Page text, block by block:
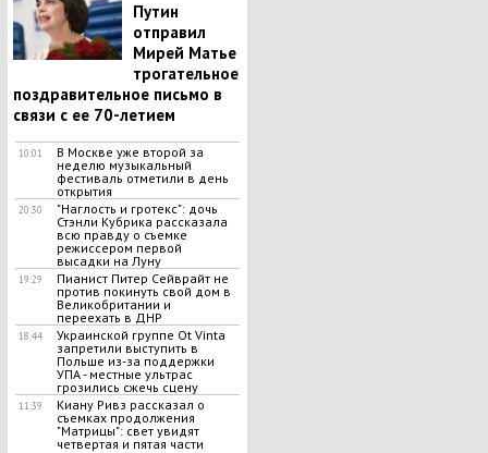
Путин
отправил
Мирей Матье
трогательное
поздравительное письмо в
связи с ее 70-летием
10:01
В Москве уже второй за
неделю музыкальный
фестиваль отметили в день
открытия
20:30
"Наглость и гротекс": дочь
Стэнли Кубрика рассказала
всю правду о съемке
режиссером первой
высадки на Луну
19:29
Пианист Питер Сейврайт не
против покинуть свой дом в
Великобритании и
переехать в ДНР
18:44
Украинской группе Ot Vinta
запретили выступить в
Польше из-за поддержки
УПА - местные ультрас
грозились сжечь сцену
11:39
Киану Ривз рассказал о
съемках продолжения
"Матрицы": свет увидят
четвертая и пятая части